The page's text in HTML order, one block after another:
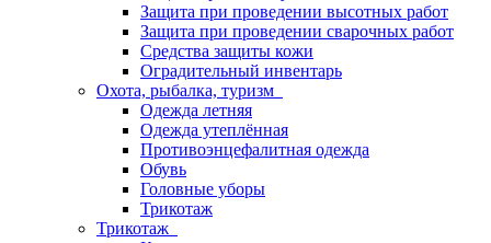
Защита при проведении высотных работ
Защита при проведении сварочных работ
Средства защиты кожи
Оградительный инвентарь
Охота, рыбалка, туризм
Одежда летняя
Одежда утеплённая
Противоэнцефалитная одежда
Обувь
Головные уборы
Трикотаж
Трикотаж